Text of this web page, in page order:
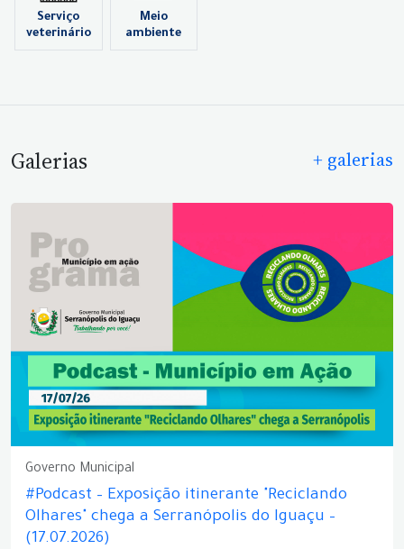
Serviço
veterinário
Meio
ambiente
Galerias + galerias
Governo Municipal
#Podcast – Exposição itinerante "Reciclando
Olhares" chega a Serranópolis do Iguaçu –
(17.07.2026)